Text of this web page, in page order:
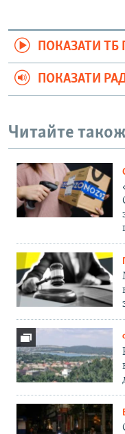
ПОКАЗАТИ ТБ
ПОКАЗАТИ
Читайте також